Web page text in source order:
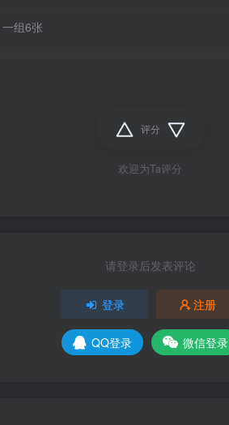
组6张
评分
欢迎为Ta评分
请登录后发表评论
登录 注册
QQ登录 微信登录